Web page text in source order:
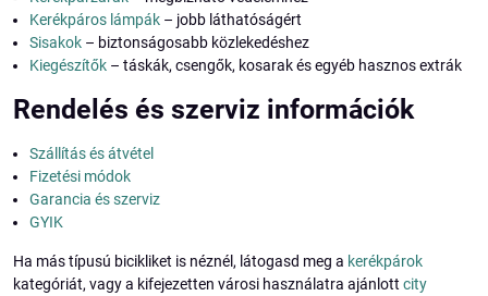
Kerékpáros lámpák – jobb láthatóságért
Sisakok – biztonságosabb közlekedéshez
Kiegészítők – táskák, csengők, kosarak és egyéb hasznos extrák
Rendelés és szerviz információk
Szállítás és átvétel
Fizetési módok
Garancia és szerviz
GYIK
Ha más típusú bicikliket is néznél, látogasd meg a kerékpárok
kategóriát, vagy a kifejezetten városi használatra ajánlott city